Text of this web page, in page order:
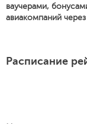
ваучерами,
авиакомпаний
Расписание